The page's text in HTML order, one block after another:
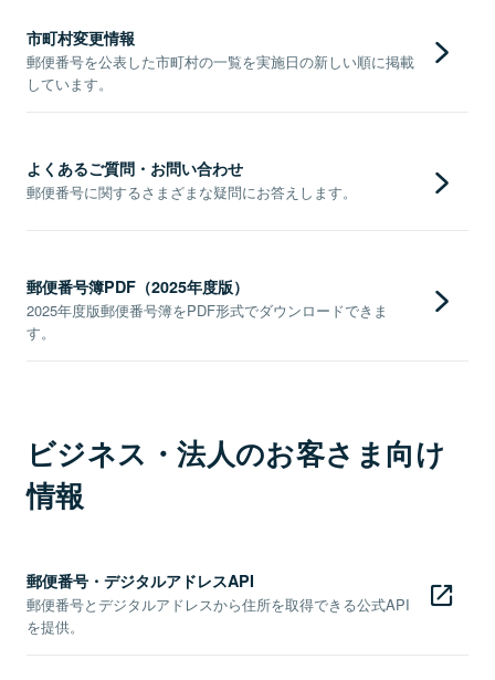
市町村変更情報
郵便番号を公表した市町村の一覧を実施日の新しい順に掲載
しています。
よくあるご質問・お問い合わせ
郵便番号に関するさまざまな疑問にお答えします。
郵便番号簿PDF（2025年度版）
2025年度版郵便番号簿をPDF形式でダウンロードできま
す。
ビジネス・法人のお客さま向け
情報
郵便番号・デジタルアドレスAPI
郵便番号とデジタルアドレスから住所を取得できる公式API
を提供。